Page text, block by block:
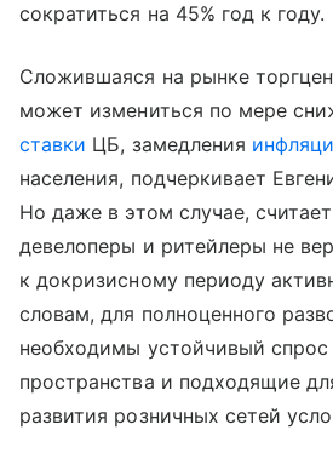
сократиться на 45% год к году.
Сложившаяся на рынке
может измениться по мере
ставки ЦБ, замедления
населения, подчеркивает
Но даже в этом случае,
девелоперы и ритейлеры не
к докризисному периоду
словам, для полноценного
необходимы устойчивый спрос
пространства и подходящие
развития розничных сетей